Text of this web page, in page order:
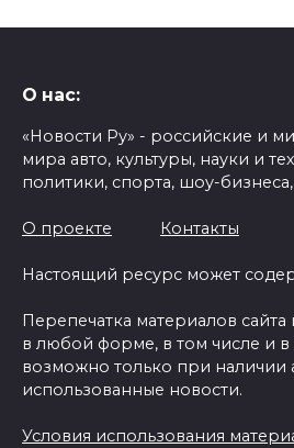
О нас:
«Новости Ру» - российские и
мира авто, культуры, науки и
политики, спорта, шоу-
О проекте Контакты
Настоящий ресурс может
Перепечатка материалов
в любой форме, в том числе и
возможно только при наличии
использованные новости.
Условия использования